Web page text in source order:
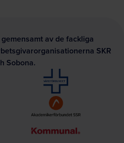
av de fackliga
SKR
Sobona.